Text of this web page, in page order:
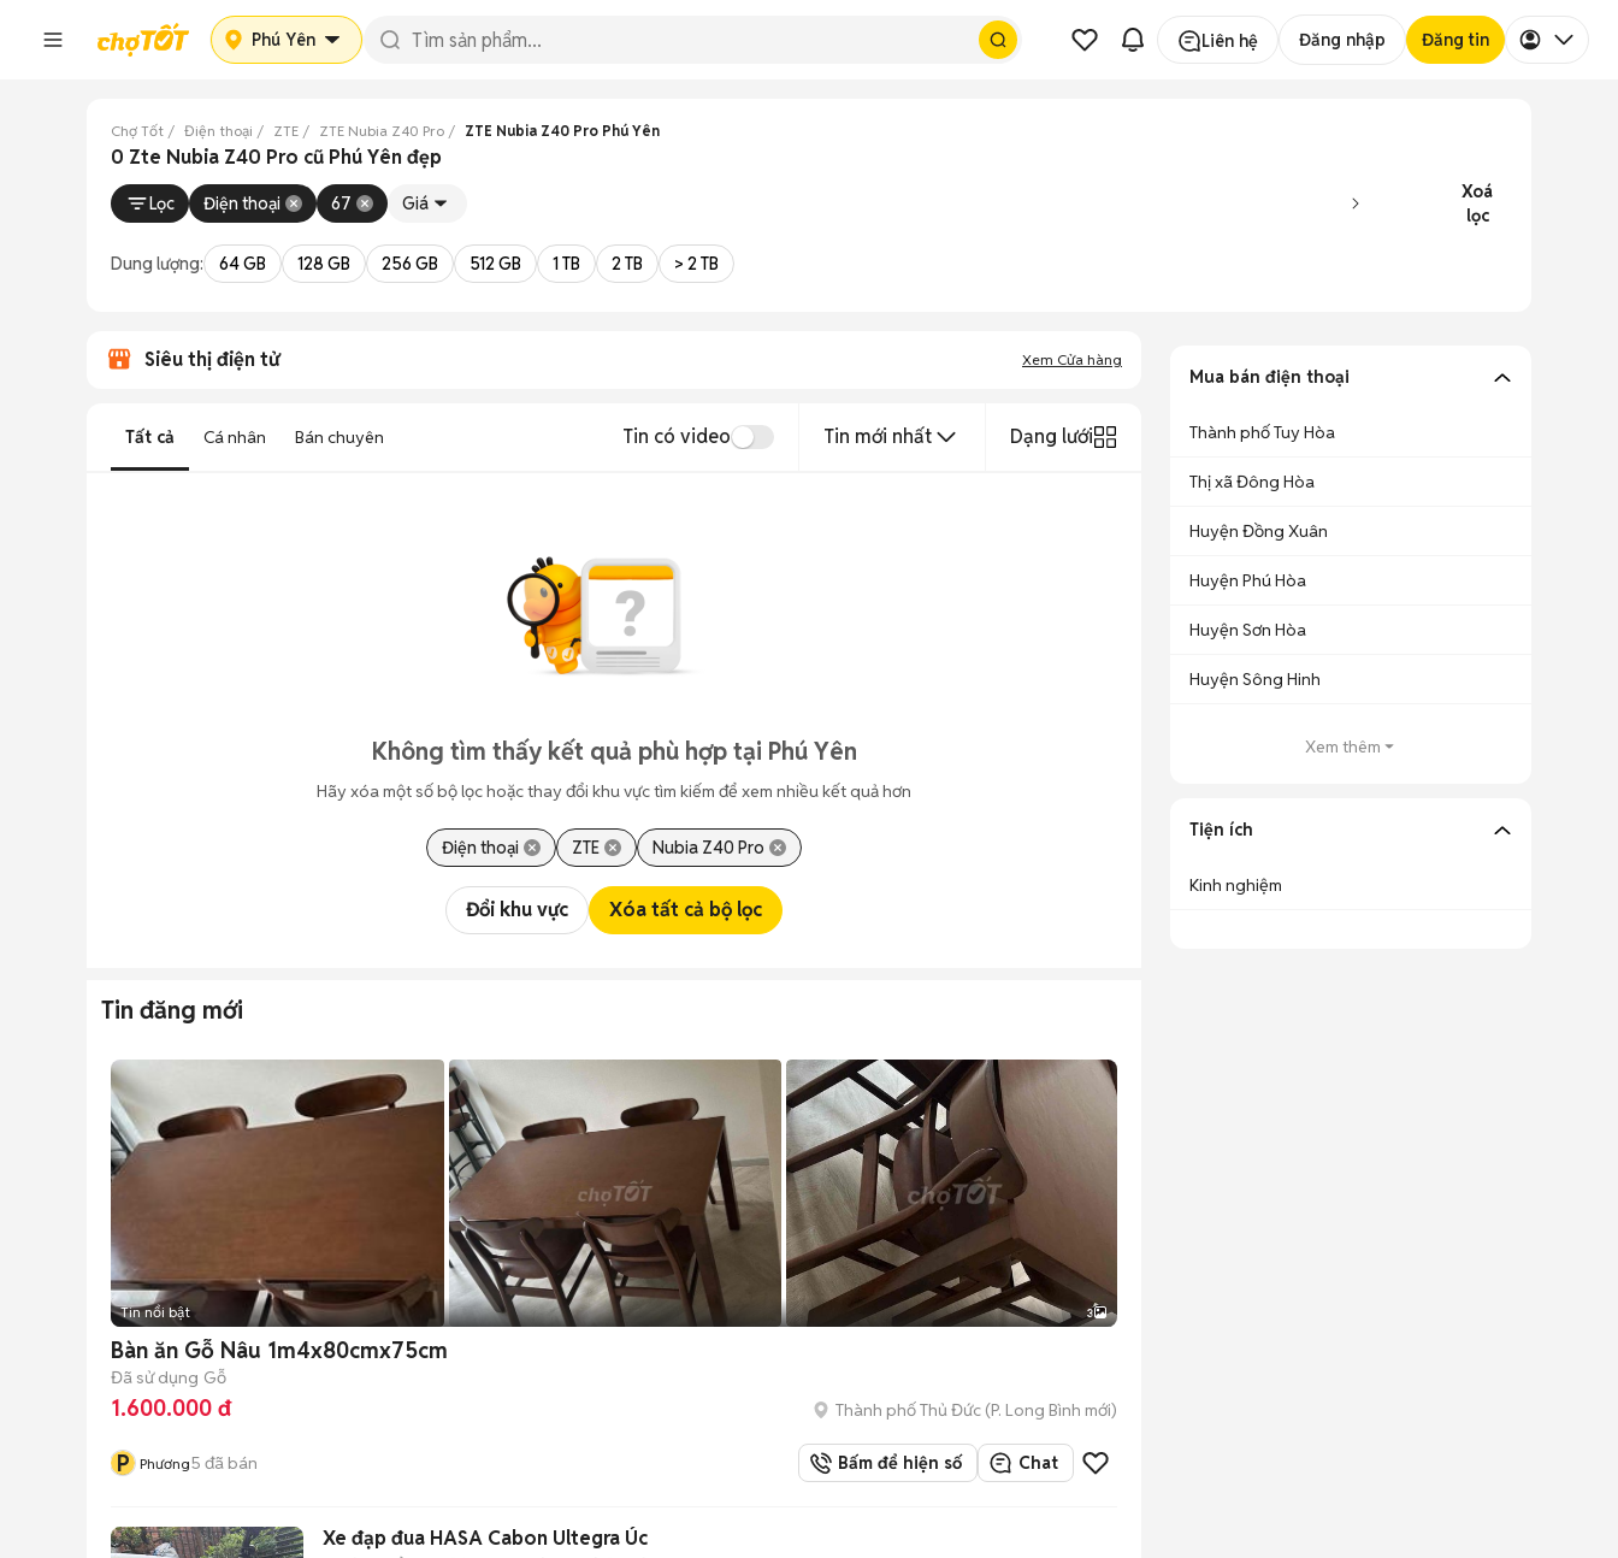
Phú Yên Liên hệ Đăng nhập Đăng tin
Chợ Tốt Điện thoại ZTE ZTE Nubia Z40 Pro ZTE Nubia Z40 Pro Phú Yên
0 Zte Nubia Z40 Pro cũ Phú Yên đẹp
Lọc Điện thoại 67 Giá
Xoá
lọc
Dung lượng: 64 GB 128 GB 256 GB 512 GB 1 TB 2 TB > 2 TB
Siêu thị điện tử Xem Cửa hàng
Tất cả Cá nhân Bán chuyên Tin có video Tin mới nhất Dạng lưới
Không tìm thấy kết quả phù hợp tại Phú Yên
Hãy xóa một số bộ lọc hoặc thay đổi khu vực tìm kiếm để xem nhiều kết quả hơn
Điện thoại ZTE Nubia Z40 Pro
Đổi khu vực Xóa tất cả bộ lọc
Tin đăng mới
Tin nổi bật 3
Bàn ăn Gỗ Nâu 1m4x80cmx75cm
Đã sử dụng Gỗ
1.600.000 đ Thành phố Thủ Đức (P. Long Bình mới)
P Phương5 đã bán Bấm để hiện số Chat
Xe đạp đua HASA Cabon Ultegra Úc
Mua bán điện thoại
Thành phố Tuy Hòa
Thị xã Đông Hòa
Huyện Đồng Xuân
Huyện Phú Hòa
Huyện Sơn Hòa
Huyện Sông Hinh
Xem thêm
Tiện ích
Kinh nghiệm